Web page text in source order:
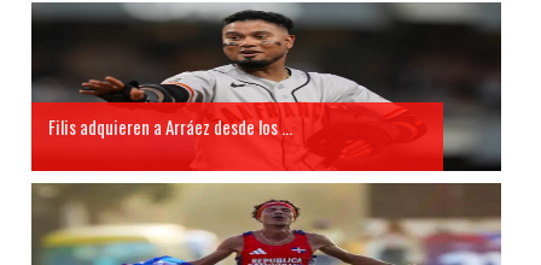
Filis adquieren a Arráez desde los ...